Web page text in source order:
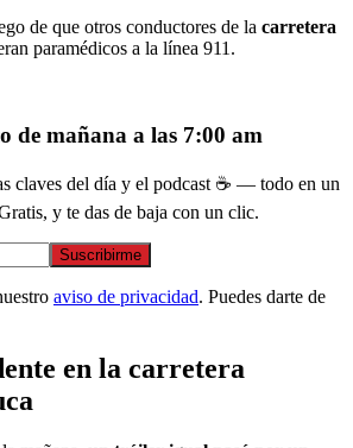
de que otros conductores de la carretera
paramédicos a la línea 911.
de mañana a las 7:00 am
claves del día y el podcast ☕ — todo en un
y te das de baja con un clic.
Suscribirme
aviso de privacidad. Puedes darte de
en la carretera